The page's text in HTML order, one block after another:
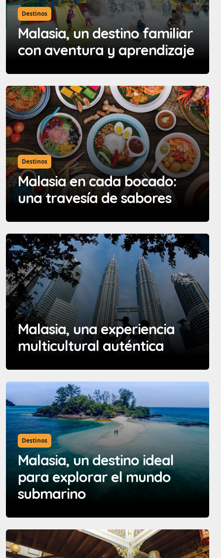
Destinos
Malasia, un destino familiar
con aventura y aprendizaje
Destinos
Malasia en cada bocado:
una travesía de sabores
Malasia, una experiencia
multicultural auténtica
Destinos
Malasia, un destino ideal
para explorar el mundo
submarino